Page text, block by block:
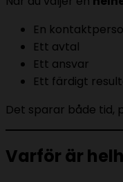
En
Ett avtal
Ett ansvar
Ett färdigt
Det sparar både tid,
Varför är